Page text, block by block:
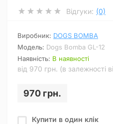
Відгуки: (0)
Виробник: DOGS BOMBA
Модель: Dogs Bomba GL-12
Наявність: В наявності
від 970 грн. (в залежності
970 грн.
Купити в один клік